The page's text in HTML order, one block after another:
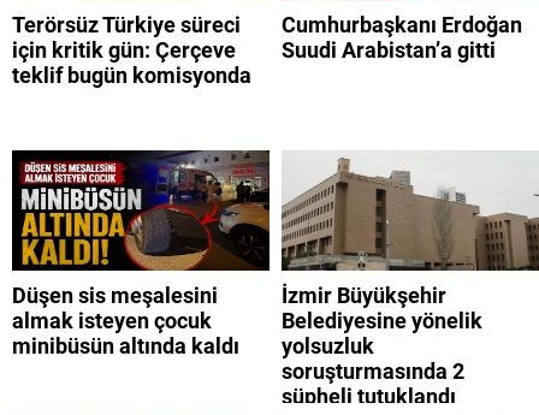
Terörsüz Türkiye süreci
için kritik gün: Çerçeve
teklif bugün komisyonda
Cumhurbaşkanı Erdoğan
Suudi Arabistan’a gitti
Düşen sis meşalesini
almak isteyen çocuk
minibüsün altında kaldı
İzmir Büyükşehir
Belediyesine yönelik
yolsuzluk
soruşturmasında 2
şüpheli tutuklandı